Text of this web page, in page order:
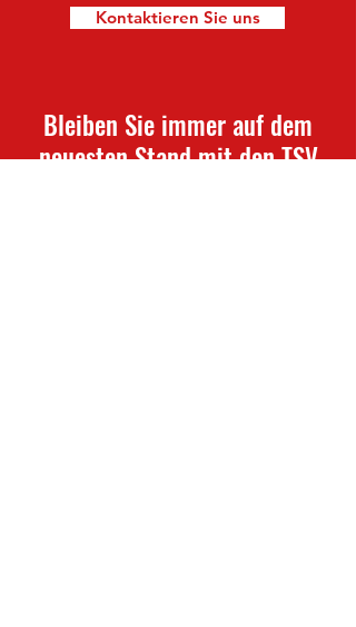
Kontaktieren Sie uns
Bleiben Sie immer auf dem
neuesten Stand mit den TSV